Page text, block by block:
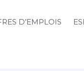
D’EMPLOIS